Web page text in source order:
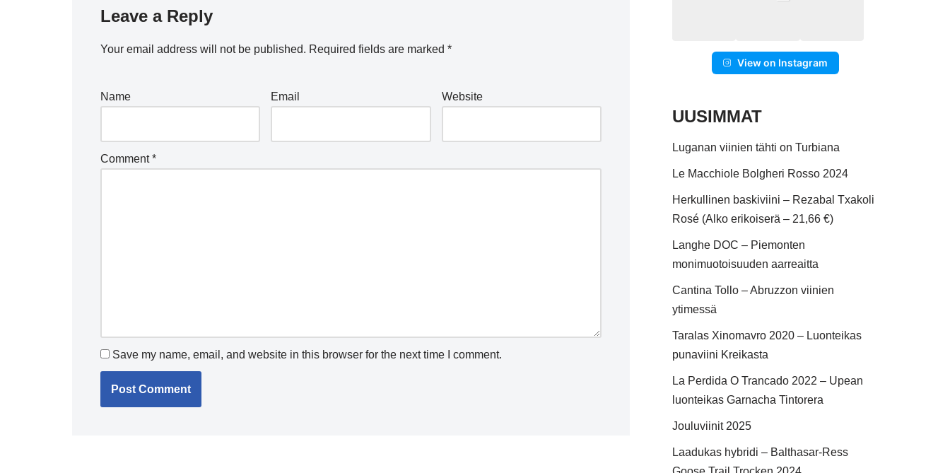
Leave a Reply
Your email address will not be published. Required fields are marked *
Name Email Website
Comment*
Save my name, email, and website in this browser for the next time I comment.
View on Instagram
UUSIMMAT
Luganan viinien tähti on Turbiana
Le Macchiole Bolgheri Rosso 2024
Herkullinen baskiviini – Rezabal Txakoli
Rosé (Alko erikoiserä – 21,66 €)
Langhe DOC – Piemonten
monimuotoisuuden aarreaitta
Cantina Tollo – Abruzzon viinien
ytimessä
Taralas Xinomavro 2020 – Luonteikas
punaviini Kreikasta
La Perdida O Trancado 2022 – Upean
luonteikas Garnacha Tintorera
Jouluviinit 2025
Laadukas hybridi – Balthasar-Ress